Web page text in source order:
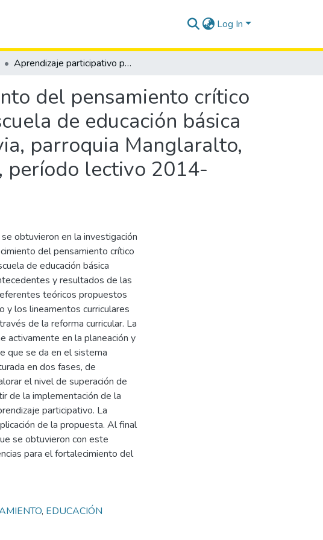
Log In
Aprendizaje participativo para el fortalecimiento del pensamiento crítico de los estudiantes del séptimo grado de la escuela de educación básica General Francisco de Miranda, comuna Valdivia, parroquia Manglaralto, cantón Santa Elena, provincia de Santa Elena, período lectivo 2014-2015.
del pensamiento crítico
de educación básica
parroquia Manglaralto,
período lectivo 2014-
obtuvieron en la investigación
del pensamiento crítico
de educación básica
y resultados de las
teóricos propuestos
y los lineamentos curriculares
de la reforma curricular. La
activamente en la planeación y
que se da en el sistema
en dos fases, de
el nivel de superación de
de la implementación de la
participativo. La
de la propuesta. Al final
se obtuvieron con este
para el fortalecimiento del
, EDUCACIÓN